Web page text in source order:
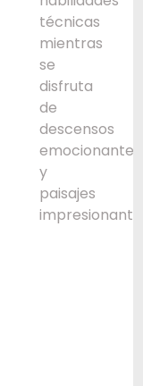
técnicas
mientras
se
disfruta
de
descensos
emocionantes
y
paisajes
impresionantes.